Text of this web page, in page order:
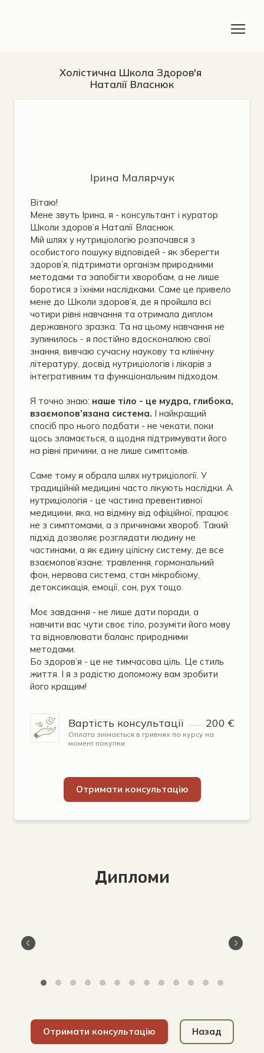
Холістична Школа Здоров'я
Наталії Власнюк
Ірина Малярчук
Вітаю!
Мене звуть Ірина, я - консультант і куратор
Школи здоров’я Наталії Власнюк.
Мій шлях у нутриціологію розпочався з
особистого пошуку відповідей - як зберегти
здоров’я, підтримати організм природними
методами та запобігти хворобам, а не лише
боротися з їхніми наслідками. Саме це привело
мене до Школи здоров’я, де я пройшла всі
чотири рівні навчання та отримала диплом
державного зразка. Та на цьому навчання не
зупинилось - я постійно вдосконалюю свої
знання, вивчаю сучасну наукову та клінічну
літературу, досвід нутриціологів і лікарів з
інтегративним та функціональним підходом.
Я точно знаю: наше тіло - це мудра, глибока,
взаємопов’язана система. І найкращий
спосіб про нього подбати - не чекати, поки
щось зламається, а щодня підтримувати його
на рівні причини, а не лише симптомів.
Саме тому я обрала шлях нутриціології. У
традиційній медицині часто лікують наслідки. А
нутриціологія - це частина превентивної
медицини, яка, на відміну від офіційної, працює
не з симптомами, а з причинами хвороб. Такий
підхід дозволяє розглядати людину не
частинами, а як єдину цілісну систему, де все
взаємопов’язане: травлення, гормональний
фон, нервова система, стан мікробіому,
детоксикація, емоції, сон, рух тощо.
Моє завдання - не лише дати поради, а
навчити вас чути своє тіло, розуміти його мову
та відновлювати баланс природними
методами.
Бо здоров’я - це не тимчасова ціль. Це стиль
життя. І я з радістю допоможу вам зробити
його кращим!
Вартість консультації 200 €
Оплата знімається в гривнях по курсу на
момент покупки
Отримати консультацію
Дипломи
Отримати консультацію Назад